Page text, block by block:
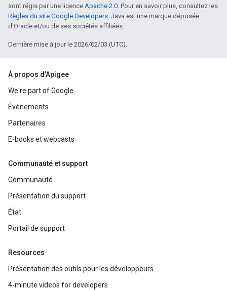
sont régis par une licence Apache 2.0. Pour en savoir plus, consultez les
Règles du site Google Developers. Java est une marque déposée
d'Oracle et/ou de ses sociétés affiliées.
Dernière mise à jour le 2026/02/03 (UTC).
À propos d'Apigee
We're part of Google
Événements
Partenaires
E-books et webcasts
Communauté et support
Communauté
Présentation du support
État
Portail de support
Resources
Présentation des outils pour les développeurs
4-minute videos for developers